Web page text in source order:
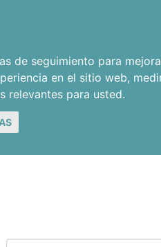
de seguimiento para
en el sitio web,
relevantes para usted.